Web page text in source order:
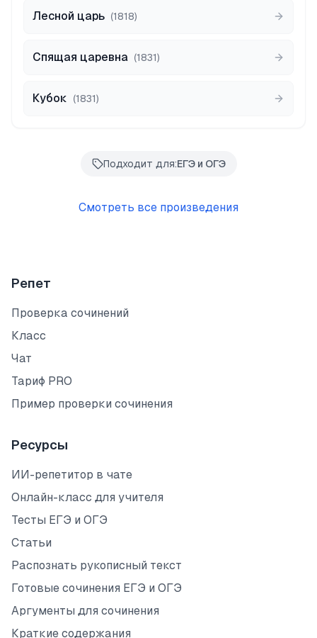
Лесной царь (1818)
Спящая царевна (1831)
Кубок (1831)
Подходит для:ЕГЭ и ОГЭ
Смотреть все произведения
Репет
Проверка сочинений
Класс
Чат
Тариф PRO
Пример проверки сочинения
Ресурсы
ИИ-репетитор в чате
Онлайн-класс для учителя
Тесты ЕГЭ и ОГЭ
Статьи
Распознать рукописный текст
Готовые сочинения ЕГЭ и ОГЭ
Аргументы для сочинения
Краткие содержания